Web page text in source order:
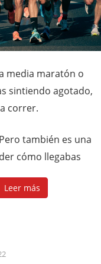
media maratón o
sintiendo agotado,
correr.
también es una
cómo llegabas
Leer más